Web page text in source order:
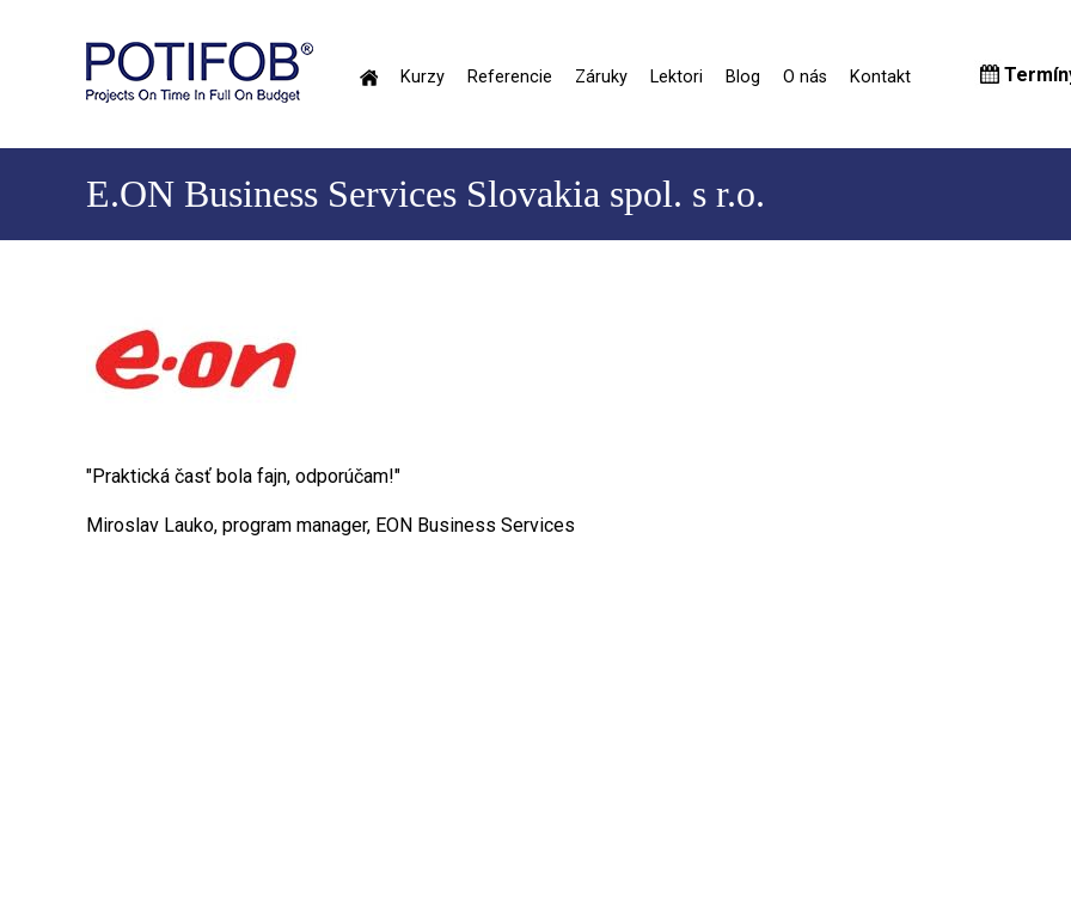
Hlavné
menu
Kurzy Referencie Záruky Lektori Blog O nás Kontakt
E.ON Business Services Slovakia spol. s r.o.
"Praktická časť bola fajn, odporúčam!"
Miroslav Lauko, program manager, EON Business Services